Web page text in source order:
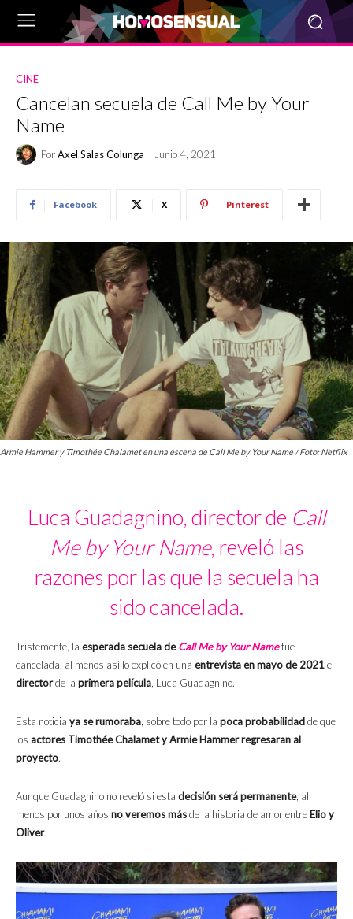
CINE
Cancelan secuela de Call Me by Your
Name
PorAxel Salas Colunga Junio 4, 2021
Facebook X Pinterest
Armie Hammer y Timothée Chalamet en una escena de Call Me by Your Name / Foto: Netflix
Luca Guadagnino, director de Call
Me by Your Name, reveló las
razones por las que la secuela ha
sido cancelada.
Tristemente, la esperada secuela deCall Me by Your Namefue
cancelada, al menos así lo explicó en una entrevista en mayo de 2021el
directorde la primera película, Luca Guadagnino.
Esta noticia ya se rumoraba, sobre todo por la poca probabilidadde que
los actores Timothée Chalamet y Armie Hammerregresaran al
proyecto.
Aunque Guadagnino no reveló si esta decisión será permanente, al
menos por unos años no veremos másde la historia de amor entre Elio y
Oliver.